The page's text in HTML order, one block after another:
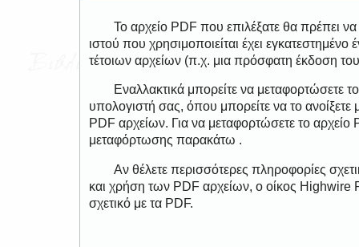
Το αρχείο PDF που επιλέξατε θα πρέπει
ιστού που χρησιμοποιείται έχει
τέτοιων αρχείων (π.χ. μια πρόσφατη έκδοση
Εναλλακτικά μπορείτε να μεταφορτώσετε
υπολογιστή σας, όπου μπορείτε να το
PDF αρχείων. Για να μεταφορτώσετε το
μεταφόρτωσης παρακάτω .
Αν θέλετε περισσότερες πληροφορίες
και χρήση των PDF αρχείων, ο οίκος Highwire
σχετικό με τα PDF.